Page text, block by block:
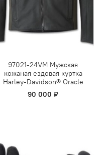
97021-24VM Мужская
кожаная ездовая куртка
Harley-Davidson® Oracle
90 000 ₽